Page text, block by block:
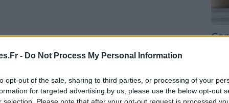
- Do Not Process My Personal Information
opt-out of the sale, sharing to third parties, or processing of your
for targeted advertising by us, please use the below opt-out
selection. Please note that after your opt-out request is processed
d’espace entre vos points d’ancrage
hamac est d’environ 1,2 à 1,8 mètre du sol.
des cordes résistantes pour assurer la sécurité.
Tri
du